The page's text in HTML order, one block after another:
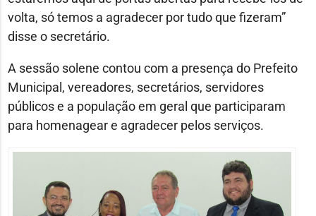
volta, só temos a agradecer por tudo que fizeram”
disse o secretário.
A sessão solene contou com a presença do Prefeito
Municipal, vereadores, secretários, servidores
públicos e a população em geral que participaram
para homenagear e agradecer pelos serviços.